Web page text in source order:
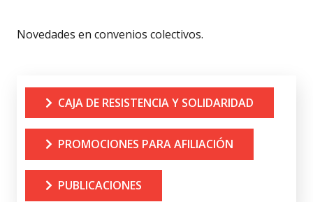
Novedades en convenios colectivos.
CAJA DE RESISTENCIA Y SOLIDARIDAD
PROMOCIONES PARA AFILIACIÓN
PUBLICACIONES